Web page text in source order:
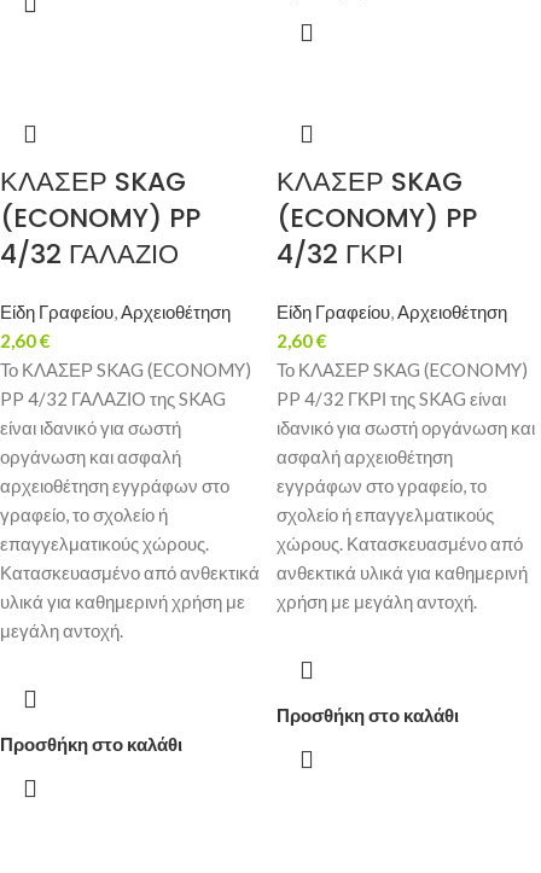
ΚΛΑΣΕΡ SKAG
(ECONOMY) PP
4/32 ΓΑΛΑΖΙΟ
Είδη Γραφείου,Αρχειοθέτηση
2,60€
Το ΚΛΑΣΕΡ SKAG (ECONOMY)
PP 4/32 ΓΑΛΑΖΙΟ της SKAG
είναι ιδανικό για σωστή
οργάνωση και ασφαλή
αρχειοθέτηση εγγράφων στο
γραφείο, το σχολείο ή
επαγγελματικούς χώρους.
Κατασκευασμένο από ανθεκτικά
υλικά για καθημερινή χρήση με
μεγάλη αντοχή.
Προσθήκη στο καλάθι
ΚΛΑΣΕΡ SKAG
(ECONOMY) PP
4/32 ΓΚΡΙ
Είδη Γραφείου,Αρχειοθέτηση
2,60€
Το ΚΛΑΣΕΡ SKAG (ECONOMY)
PP 4/32 ΓΚΡΙ της SKAG είναι
ιδανικό για σωστή οργάνωση και
ασφαλή αρχειοθέτηση
εγγράφων στο γραφείο, το
σχολείο ή επαγγελματικούς
χώρους. Κατασκευασμένο από
ανθεκτικά υλικά για καθημερινή
χρήση με μεγάλη αντοχή.
Προσθήκη στο καλάθι